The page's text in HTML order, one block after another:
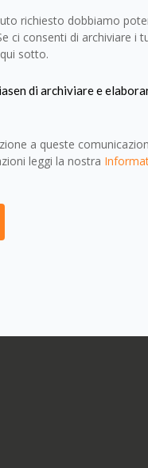
richiesto dobbiamo
ci consenti di archiviare i
sotto.
di archiviare e
a queste
leggi la nostra